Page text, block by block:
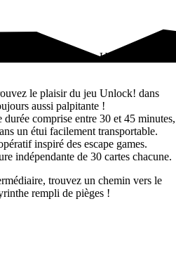
le plaisir du jeu Unlock! dans
le plaisir du jeu Unlock! dans
aussi palpitante !
durée comprise entre 30 et 45 minutes,
un étui facilement transportable.
inspiré des escape games.
indépendante de 30 cartes chacune.
trouvez un chemin vers le
rempli de pièges !